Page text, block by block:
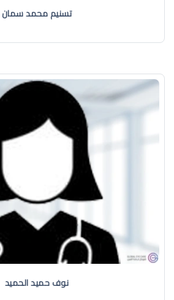
تسنيم محمد سمان
نوف حميد الحميد